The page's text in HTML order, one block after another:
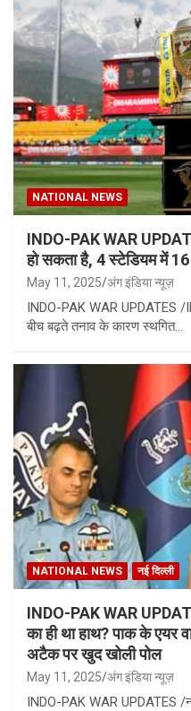
NATIONAL NEWS
INDO-PAK WAR
हो सकता है, 4 स्टेडियम में
May 11, 2025 अंग इंडिया न्यूज़
INDO-PAK WAR UPDATES
बीच बढ़ते तनाव के कारण स्थगित…
NATIONAL NEWS नई दिल्ली
INDO-PAK WAR
का ही था हाथ? पाक के एयर
अटैक पर खुद खोली पोल
May 11, 2025 अंग इंडिया न्यूज़
INDO-PAK WAR UPDATES /